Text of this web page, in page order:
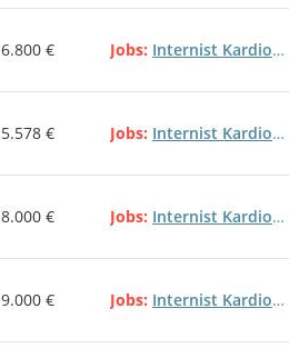
6.800 € Jobs Internist Kardiologe Gastroenterologe Facharzt innere Medizin
5.578 € Jobs Internist Kardiologe Gastroenterologe Facharzt innere Medizin
8.000 € Jobs Internist Kardiologe Gastroenterologe Facharzt innere Medizin
9.000 € Jobs Internist Kardiologe Gastroenterologe Facharzt innere Medizin